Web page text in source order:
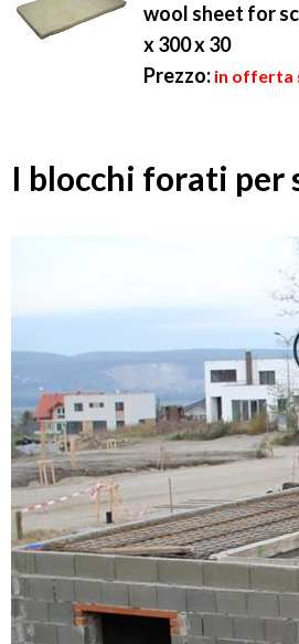
wool sheet for
x 300 x 30
Prezzo: in offerta
I blocchi forati per